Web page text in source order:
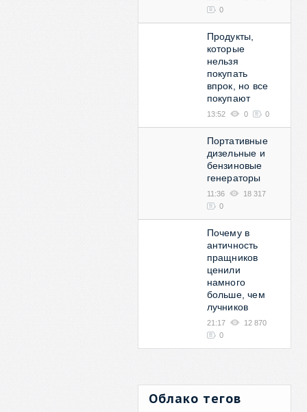
0
Продукты,
которые
нельзя
покупать
впрок, но все
покупают
13:52 0 0
Портативные
дизельные и
бензиновые
генераторы
11:36
18 317
0
Почему в
античность
пращников
ценили
намного
больше, чем
лучников
21:17
12 870
0
Облако тегов